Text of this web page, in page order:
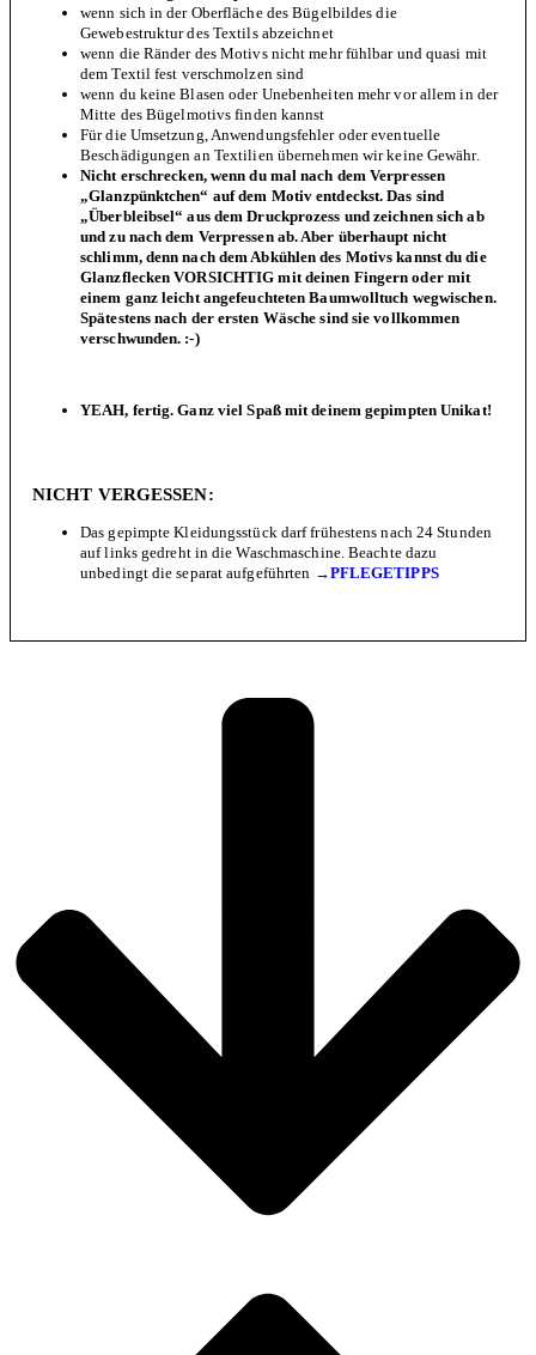
wenn sich in der Oberfläche des Bügelbildes die
Gewebestruktur des Textils abzeichnet
wenn die Ränder des Motivs nicht mehr fühlbar und quasi mit
dem Textil fest verschmolzen sind
wenn du keine Blasen oder Unebenheiten mehr vor allem in der
Mitte des Bügelmotivs finden kannst
Für die Umsetzung, Anwendungsfehler oder eventuelle
Beschädigungen an Textilien übernehmen wir keine Gewähr.
Nicht erschrecken, wenn du mal nach dem Verpressen
„Glanzpünktchen“ auf dem Motiv entdeckst. Das sind
„Überbleibsel“ aus dem Druckprozess und zeichnen sich ab
und zu nach dem Verpressen ab. Aber überhaupt nicht
schlimm, denn nach dem Abkühlen des Motivs kannst du die
Glanzflecken VORSICHTIG mit deinen Fingern oder mit
einem ganz leicht angefeuchteten Baumwolltuch wegwischen.
Spätestens nach der ersten Wäsche sind sie vollkommen
verschwunden. :-)
YEAH, fertig. Ganz viel Spaß mit deinem gepimpten Unikat!
NICHT VERGESSEN:
Das gepimpte Kleidungsstück darf frühestens nach 24 Stunden
auf links gedreht in die Waschmaschine. Beachte dazu
unbedingt die separat aufgeführten →PFLEGETIPPS